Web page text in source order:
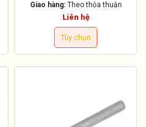
Giao hàng: Theo thỏa thuận
Liên hệ
Tùy chọn